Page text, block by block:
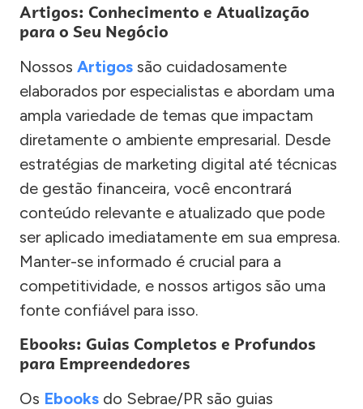
Artigos: Conhecimento e Atualização
para o Seu Negócio
Nossos Artigos são cuidadosamente
elaborados por especialistas e abordam uma
ampla variedade de temas que impactam
diretamente o ambiente empresarial. Desde
estratégias de marketing digital até técnicas
de gestão financeira, você encontrará
conteúdo relevante e atualizado que pode
ser aplicado imediatamente em sua empresa.
Manter-se informado é crucial para a
competitividade, e nossos artigos são uma
fonte confiável para isso.
Ebooks: Guias Completos e Profundos
para Empreendedores
Os Ebooks do Sebrae/PR são guias